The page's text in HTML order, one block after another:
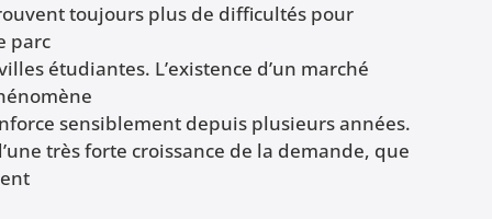
toujours plus de difficultés pour
parc
étudiantes. L’existence d’un marché
sensiblement depuis plusieurs années.
très forte croissance de la demande, que